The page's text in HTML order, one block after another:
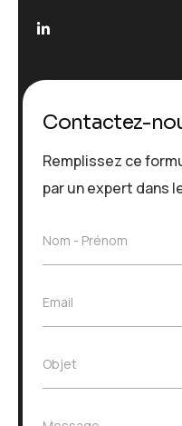
Contactez-
Remplissez ce
par un expert dans
N
P
r
n
m
Nom - Prénom
E
l
*
Email
O
Objet